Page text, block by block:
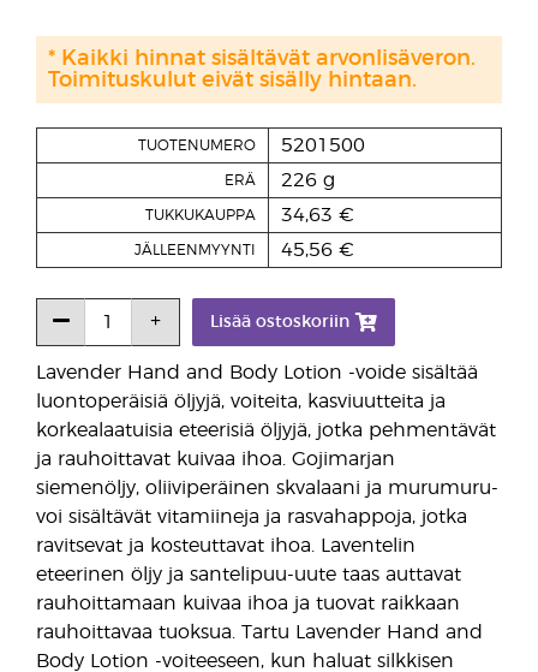
Lavender Hand and Body Lotion -voide sisältää
luontoperäisiä öljyjä, voiteita, kasviuutteita ja
korkealaatuisia eteerisiä öljyjä, jotka pehmentävät
ja rauhoittavat kuivaa ihoa. Gojimarjan
siemenöljy, oliiviperäinen skvalaani ja murumuru-
voi sisältävät vitamiineja ja rasvahappoja, jotka
ravitsevat ja kosteuttavat ihoa. Laventelin
eteerinen öljy ja santelipuu-uute taas auttavat
rauhoittamaan kuivaa ihoa ja tuovat raikkaan
rauhoittavaa tuoksua. Tartu Lavender Hand and
Body Lotion -voiteeseen, kun haluat silkkisen
TUOTENUMERO 5201500
ERÄ 226 g
TUKKUKAUPPA 34,63 €
JÄLLEENMYYNTI 45,56 €
Lisää ostoskoriin
* Kaikki hinnat sisältävät arvonlisäveron.
Toimituskulut eivät sisälly hintaan.